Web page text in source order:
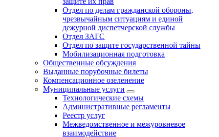
Отдел по делам гражданской обороны,
чрезвычайным ситуациям и единой
дежурной диспетчерской службы
Отдел ЗАГС
Отдел по защите государственной тайны
Мобилизационная подготовка
Общественные обсуждения
Выданные порубочные билеты
Компенсационное озеленение
Муниципальные услуги
Технологические схемы
Административные регламенты
Реестр услуг
Межведомственное и межуровневое
взаимодействие